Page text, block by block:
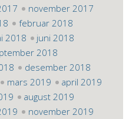
november 2017
februar 2018
2018
juni 2018
2018
desember 2018
mars 2019
april 2019
august 2019
november 2019